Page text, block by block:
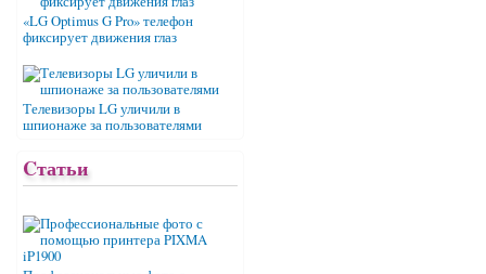
«LG Optimus G Pro» телефон
фиксирует движения глаз
Телевизоры LG уличили в
шпионаже за пользователями
Cтатьи